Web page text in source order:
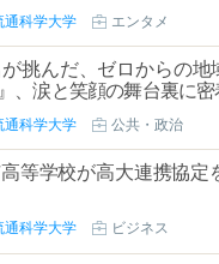
通科学大学 エンタメ
挑んだ、ゼロからの地
、涙と笑顔の舞台裏に
通科学大学 公共・政治
等学校が高大連携協
通科学大学 ビジネス